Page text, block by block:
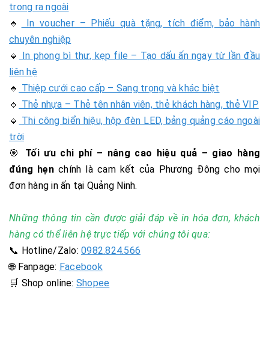
trong ra ngoài
🔹
In voucher – Phiếu quà tặng, tích điểm, bảo hành
chuyên nghiệp
🔹 In phong bì thư, kẹp file – Tạo dấu ấn ngay từ lần đầu
liên hệ
🔹 Thiệp cưới cao cấp – Sang trọng và khác biệt
🔹 Thẻ nhựa – Thẻ tên nhân viên, thẻ khách hàng, thẻ VIP
🔹 Thi công biển hiệu, hộp đèn LED, bảng quảng cáo ngoài
trời
🎯 Tối ưu chi phí – nâng cao hiệu quả – giao hàng
đúng hẹnchính là cam kết của Phương Đông cho mọi
đơn hàng in ấn tại Quảng Ninh.
Những thông tin cần được giải đáp về in hóa đơn, khách
hàng có thể liên hệ trực tiếp với chúng tôi qua:
📞 Hotline/Zalo: 0982.824.566
🌐 Fanpage: Facebook
🛒 Shop online: Shopee